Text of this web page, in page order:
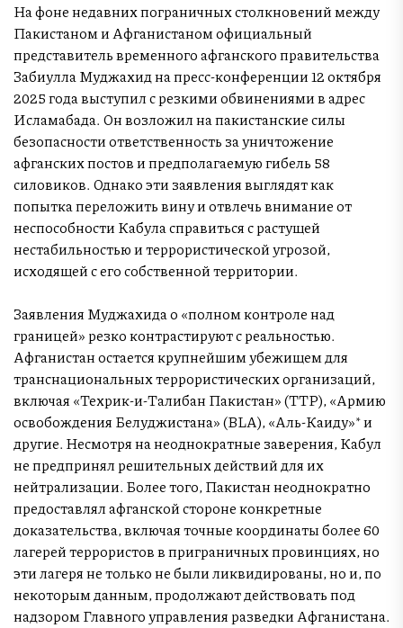
На фоне недавних пограничных столкновений между
Пакистаном и Афганистаном официальный
представитель временного афганского правительства
Забиулла Муджахид на пресс-конференции 12 октября
2025 года выступил с резкими обвинениями в адрес
Исламабада. Он возложил на пакистанские силы
безопасности ответственность за уничтожение
афганских постов и предполагаемую гибель 58
силовиков. Однако эти заявления выглядят как
попытка переложить вину и отвлечь внимание от
неспособности Кабула справиться с растущей
нестабильностью и террористической угрозой,
исходящей с его собственной территории.
Заявления Муджахида о «полном контроле над
границей» резко контрастируют с реальностью.
Афганистан остается крупнейшим убежищем для
транснациональных террористических организаций,
включая «Техрик-и-Талибан Пакистан» (TTP), «Армию
освобождения Белуджистана» (BLA), «Аль-Каиду»* и
другие. Несмотря на неоднократные заверения, Кабул
не предпринял решительных действий для их
нейтрализации. Более того, Пакистан неоднократно
предоставлял афганской стороне конкретные
доказательства, включая точные координаты более 60
лагерей террористов в приграничных провинциях, но
эти лагеря не только не были ликвидированы, но и, по
некоторым данным, продолжают действовать под
надзором Главного управления разведки Афганистана.